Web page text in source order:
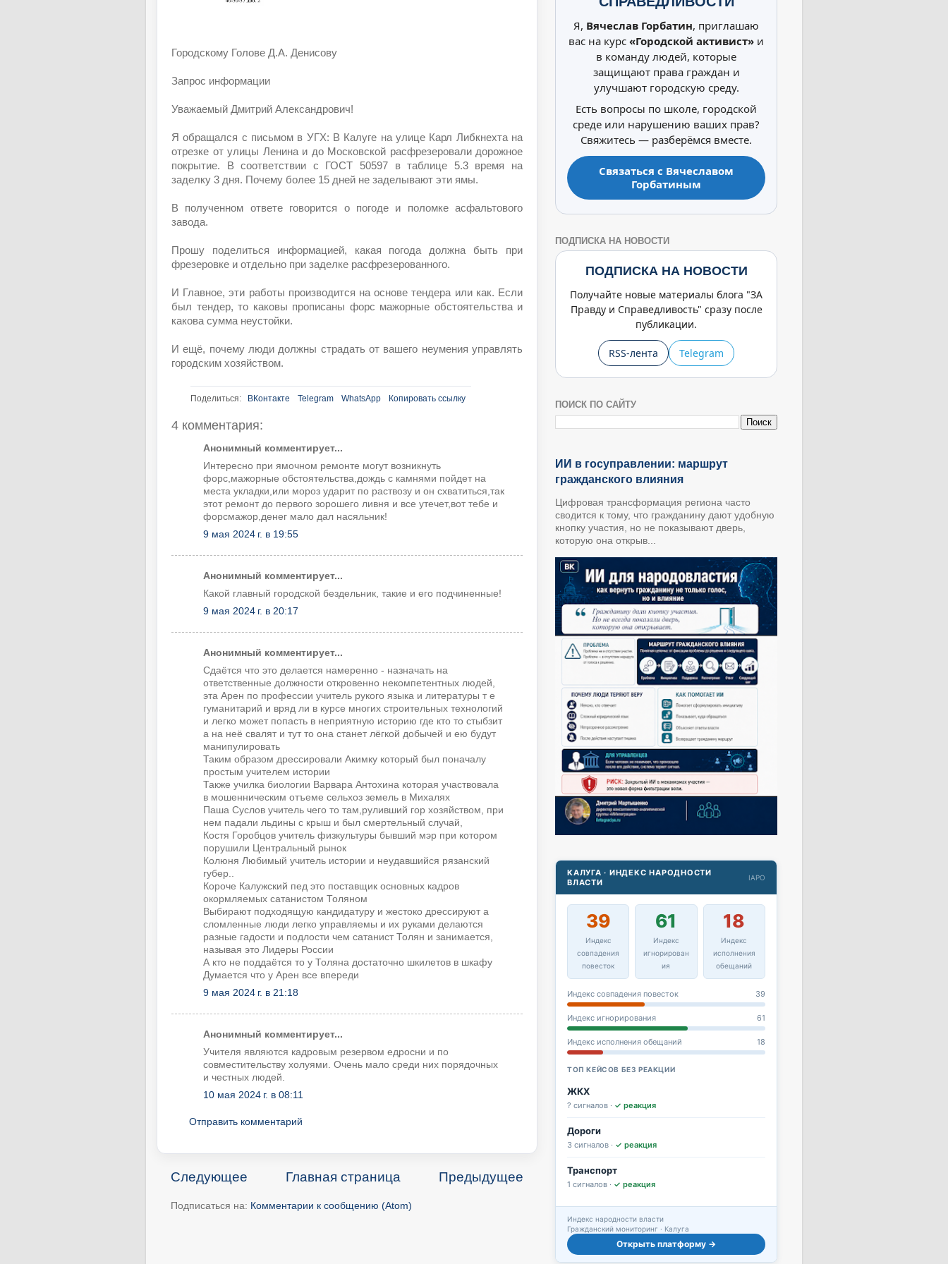
Городскому Голове Д.А. Денисову
Запрос информации
Уважаемый Дмитрий Александрович!
Я обращался с письмом в УГХ: В Калуге на улице Карл Либкнехта на
отрезке от улицы Ленина и до Московской расфрезеровали дорожное
покрытие. В соответствии с ГОСТ 50597 в таблице 5.3 время на
заделку 3 дня. Почему более 15 дней не заделывают эти ямы.
В полученном ответе говорится о погоде и поломке асфальтового
завода.
Прошу поделиться информацией, какая погода должна быть при
фрезеровке и отдельно при заделке расфрезерованного.
И Главное, эти работы производится на основе тендера или как. Если
был тендер, то каковы прописаны форс мажорные обстоятельства и
какова сумма неустойки.
И ещё, почему люди должны страдать от вашего неумения управлять
городским хозяйством.
Поделиться: ВКонтакте Telegram WhatsApp Копировать ссылку
4 комментария:
Анонимный комментирует...
Интересно при ямочном ремонте могут возникнуть
форс,мажорные обстоятельства,дождь с камнями пойдет на
места укладки,или мороз ударит по раствозу и он схватиться,так
этот ремонт до первого зорошего ливня и все утечет,вот тебе и
форсмажор,денег мало дал насяльник!
9 мая 2024 г. в 19:55
Анонимный комментирует...
Какой главный городской бездельник, такие и его подчиненные!
9 мая 2024 г. в 20:17
Анонимный комментирует...
Сдаётся что это делается намеренно - назначать на
ответственные должности откровенно некомпетентных людей,
эта Арен по профессии учитель рукого языка и литературы т е
гуманитарий и вряд ли в курсе многих строительных технологий
и легко может попасть в неприятную историю где кто то стыбзит
а на неё свалят и тут то она станет лёгкой добычей и ею будут
манипулировать
Таким образом дрессировали Акимку который был поначалу
простым учителем истории
Также училка биологии Варвара Антохина которая участвовала
в мошенническим отъеме сельхоз земель в Михалях
Паша Суслов учитель чего то там,руливший гор хозяйством, при
нем падали льдины с крыш и был смертельный случай,
Костя Горобцов учитель физкультуры бывший мэр при котором
порушили Центральный рынок
Колюня Любимый учитель истории и неудавшийся рязанский
губер..
Короче Калужский пед это поставщик основных кадров
окормляемых сатанистом Толяном
Выбирают подходящую кандидатуру и жестоко дрессируют а
сломленные люди легко управляемы и их руками делаются
разные гадости и подлости чем сатанист Толян и занимается,
называя это Лидеры России
А кто не поддаётся то у Толяна достаточно шкилетов в шкафу
Думается что у Арен все впереди
9 мая 2024 г. в 21:18
Анонимный комментирует...
Учителя являются кадровым резервом едросни и по
совместительству холуями. Очень мало среди них порядочных
и честных людей.
10 мая 2024 г. в 08:11
Отправить комментарий
Следующее Предыдущее
Главная страница
Подписаться на: Комментарии к сообщению (Atom)
Я, Вячеслав Горбатин, приглашаю
вас на курс «Городской активист» и
в команду людей, которые
защищают права граждан и
улучшают городскую среду.
Есть вопросы по школе, городской
среде или нарушению ваших прав?
Свяжитесь — разберёмся вместе.
Связаться с Вячеславом
Горбатиным
ПОДПИСКА НА НОВОСТИ
ПОДПИСКА НА НОВОСТИ
Получайте новые материалы блога "ЗА
Правду и Справедливость" сразу после
публикации.
RSS-лента Telegram
ПОИСК ПО САЙТУ
ИИ в госуправлении: маршрут
гражданского влияния
Цифровая трансформация региона часто
сводится к тому, что гражданину дают удобную
кнопку участия, но не показывают дверь,
которую она открыв...
КАЛУГА · ИНДЕКС НАРОДНОСТИ
ВЛАСТИ
IAPO
39
Индекс
совпадения
повесток
61
Индекс
игнорирован
ия
18
Индекс
исполнения
обещаний
Индекс совпадения повесток 39
Индекс игнорирования 61
Индекс исполнения обещаний 18
ТОП КЕЙСОВ БЕЗ РЕАКЦИИ
ЖКХ
? сигналов · ✓ реакция
Дороги
3 сигналов · ✓ реакция
Транспорт
1 сигналов · ✓ реакция
Индекс народности власти
Гражданский мониторинг · Калуга
Открыть платформу →